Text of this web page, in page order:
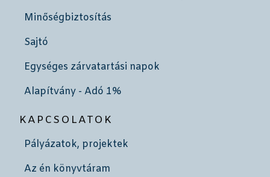
Minőségbiztosítás
Sajtó
Egységes zárvatartási napok
Alapítvány - Adó 1%
KAPCSOLATOK
Pályázatok, projektek
Az én könyvtáram